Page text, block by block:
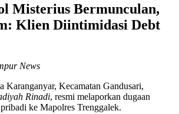
Misterius Bermunculan,
Klien Diintimidasi Debt
News
Karanganyar, Kecamatan Gandusari,
Rinadi, resmi melaporkan dugaan
ke Mapolres Trenggalek.